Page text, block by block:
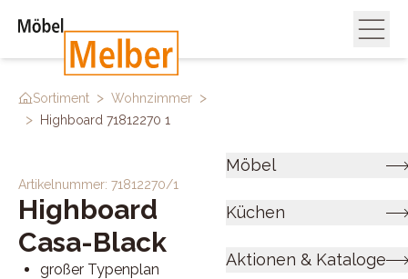
Möbel
Küchen
Aktionen & Kataloge
Sortiment > Wohnzimmer >
> Highboard 71812270 1
Artikelnummer: 71812270/1
Highboard
Casa-Black
großer Typenplan